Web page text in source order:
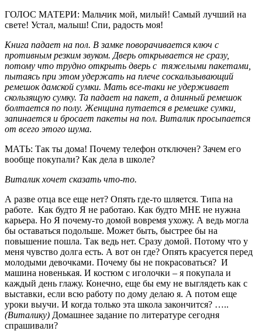
ГОЛОС МАТЕРИ: Мальчик мой, милый! Самый лучший на
свете! Устал, малыш! Спи, радость моя!
Книга падает на пол. В замке поворачивается ключ с
противным резким звуком. Дверь открывается не сразу,
потому что трудно открыть дверь с тяжелыми пакетами,
пытаясь при этом удержать на плече соскальзывающий
ремешок дамской сумки. Мать все-таки не удерживает
скользящую сумку. Та падает на пакет, а длинный ремешок
болтается по полу. Женщина путается в ремешке сумки,
запинается и бросает пакеты на пол. Виталик просыпается
от всего этого шума.
МАТЬ: Так ты дома! Почему телефон отключен? Зачем его
вообще покупали? Как дела в школе?
Виталик хочет сказать что-то.
А разве отца все еще нет? Опять где-то шляется. Типа на
работе. Как будто Я не работаю. Как будто МНЕ не нужна
карьера. Но Я почему-то домой вовремя ухожу. А ведь могла
бы оставаться подольше. Может быть, быстрее бы на
повышение пошла. Так ведь нет. Сразу домой. Потому что у
меня чувство долга есть. А вот он где? Опять красуется перед
молодыми девочками. Почему бы не покрасоваться? И
машина новенькая. И костюм с иголочки – я покупала и
каждый день глажу. Конечно, еще бы ему не выглядеть как с
выставки, если всю работу по дому делаю я. А потом еще
уроки выучи. И когда только эта школа закончится? …..
(Виталику) Домашнее задание по литературе сегодня
спрашивали?